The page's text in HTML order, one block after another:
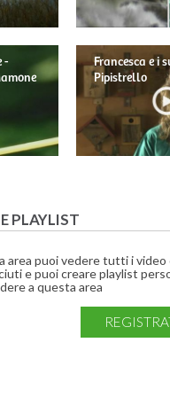
-
Francesca e i
Pipistrello
PLAYLIST
area puoi vedere tutti i video
e puoi creare playlist
a questa area